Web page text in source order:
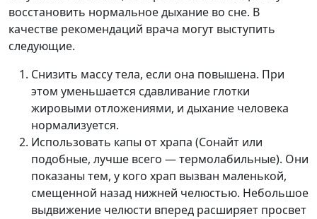
восстановить нормальное дыхание во сне. В
качестве рекомендаций врача могут выступить
следующие.
Снизить массу тела, если она повышена. При
этом уменьшается сдавливание глотки
жировыми отложениями, и дыхание человека
нормализуется.
Использовать капы от храпа (Сонайт или
подобные, лучше всего — термолабильные). Они
показаны тем, у кого храп вызван маленькой,
смещенной назад нижней челюстью. Небольшое
выдвижение челюсти вперед расширяет просвет